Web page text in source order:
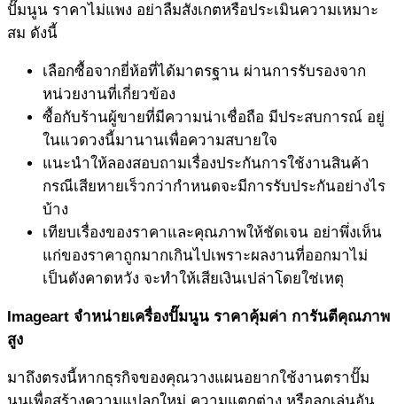
ปั๊มนูน ราคาไม่แพง อย่าลืมสังเกตหรือประเมินความเหมาะ
สม ดังนี้
เลือกซื้อจากยี่ห้อที่ได้มาตรฐาน ผ่านการรับรองจาก
หน่วยงานที่เกี่ยวข้อง
ซื้อกับร้านผู้ขายที่มีความน่าเชื่อถือ มีประสบการณ์ อยู่
ในแวดวงนี้มานานเพื่อความสบายใจ
แนะนำให้ลองสอบถามเรื่องประกันการใช้งานสินค้า
กรณีเสียหายเร็วกว่ากำหนดจะมีการรับประกันอย่างไร
บ้าง
เทียบเรื่องของราคาและคุณภาพให้ชัดเจน อย่าพึ่งเห็น
แก่ของราคาถูกมากเกินไปเพราะผลงานที่ออกมาไม่
เป็นดังคาดหวัง จะทำให้เสียเงินเปล่าโดยใช่เหตุ
Imageart จำหน่ายเครื่องปั๊มนูน ราคาคุ้มค่า การันตีคุณภาพ
สูง
มาถึงตรงนี้หากธุรกิจของคุณวางแผนอยากใช้งานตราปั๊ม